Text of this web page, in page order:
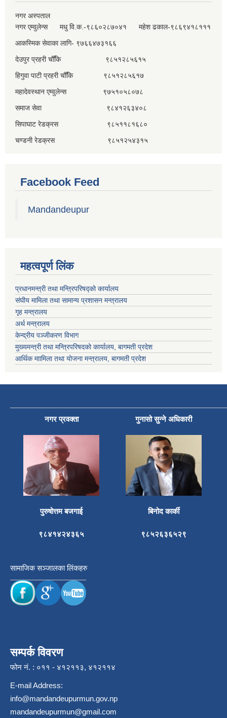
नगर अस्पताल
नगर एम्वुलेन्स मधु वि.क.-९८६०२८७०४१ महेश ढकाल-९८६९४१८१११
आकस्मिक सेवाका लागि- ९७६६४७३१६६
देउपुर प्रहरी चौँकि ९८५१२८५६१५
हिगुवा पाटी प्रहरी चौँकि ९८५१२८५६१७
महादेवस्थान एम्वुलेन्स ९७५१०५८०७८
समाज सेवा ९८४१२६३४०८
सिपाघाट रेडक्रस ९८५११८१६८०
चण्डनी रेडक्रस ९८५१२५४३१५
Facebook Feed
Mandandeupur
महत्वपूर्ण लिंक
प्रधानमन्त्री तथा मन्त्रिपरिषद्को कार्यालय
संघीय मामिला तथा सामान्य प्रशासन मन्त्रालय
गृह मन्त्रालय
अर्थ मन्त्रालय
केन्द्रीय पञ्जीकरण विभाग
मुख्यमन्त्री तथा मन्त्रिपरिषदको कार्यालय, बागमती प्रदेश
आर्थिक माामिला तथा योजना मन्त्रालय, बागमती प्रदेश
नगर प्रवक्ता गुनासो सुन्ने अधिकारी
पुरुषोत्तम बजगाई बिनोद कार्की
९८४१४२४३६५ ९८५२६३६५२९
सामाजिक सञ्जालका लिंकहरु
सम्पर्क विवरण
फोन नं. : ०११ - ४१२११३, ४१२११४
E-mail Address:
info@mandandeupurmun.gov.np
mandandeupurmun@gmail.com